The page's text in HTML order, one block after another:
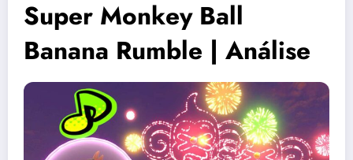
Super Monkey Ball
Banana Rumble | Análise